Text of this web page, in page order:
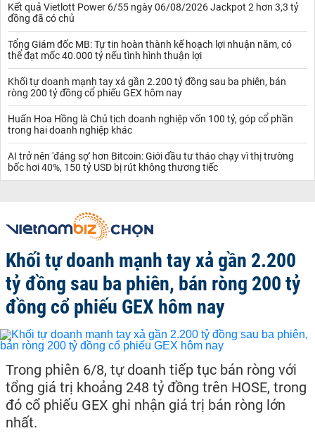
Kết quả Vietlott Power 6/55 ngày 06/08/2026 Jackpot 2 hơn 3,3 tỷ
đồng đã có chủ
Tổng Giám đốc MB: Tự tin hoàn thành kế hoạch lợi nhuận năm, có
thể đạt mốc 40.000 tỷ nếu tình hình thuận lợi
Khối tự doanh mạnh tay xả gần 2.200 tỷ đồng sau ba phiên, bán
ròng 200 tỷ đồng cổ phiếu GEX hôm nay
Huấn Hoa Hồng là Chủ tịch doanh nghiệp vốn 100 tỷ, góp cổ phần
trong hai doanh nghiệp khác
AI trở nên 'đáng sợ' hơn Bitcoin: Giới đầu tư tháo chạy vì thị trường
bốc hơi 40%, 150 tỷ USD bị rút không thương tiếc
Khối tự doanh mạnh tay xả gần 2.200
tỷ đồng sau ba phiên, bán ròng 200 tỷ
đồng cổ phiếu GEX hôm nay
Trong phiên 6/8, tự doanh tiếp tục bán ròng với
tổng giá trị khoảng 248 tỷ đồng trên HOSE, trong
đó cổ phiếu GEX ghi nhận giá trị bán ròng lớn
nhất.